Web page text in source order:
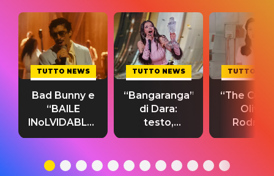
TUTTO NEWS
Bad Bunny e
“BAILE
INoLVIDABLE”:
testo,
significato
TUTTO NEWS
“Bangaranga”
di Dara:
testo,
traduzione e
del singolo
TUTTO
“The
Olivia
testo,